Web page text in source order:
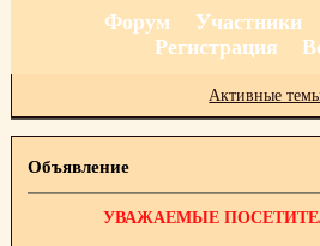
Форум Участники
Регистрация
Активные
Объявление
УВАЖАЕМЫЕ